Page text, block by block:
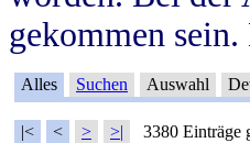
gekommen
Alles Suchen Auswahl
|< < > >| 3380 Einträge